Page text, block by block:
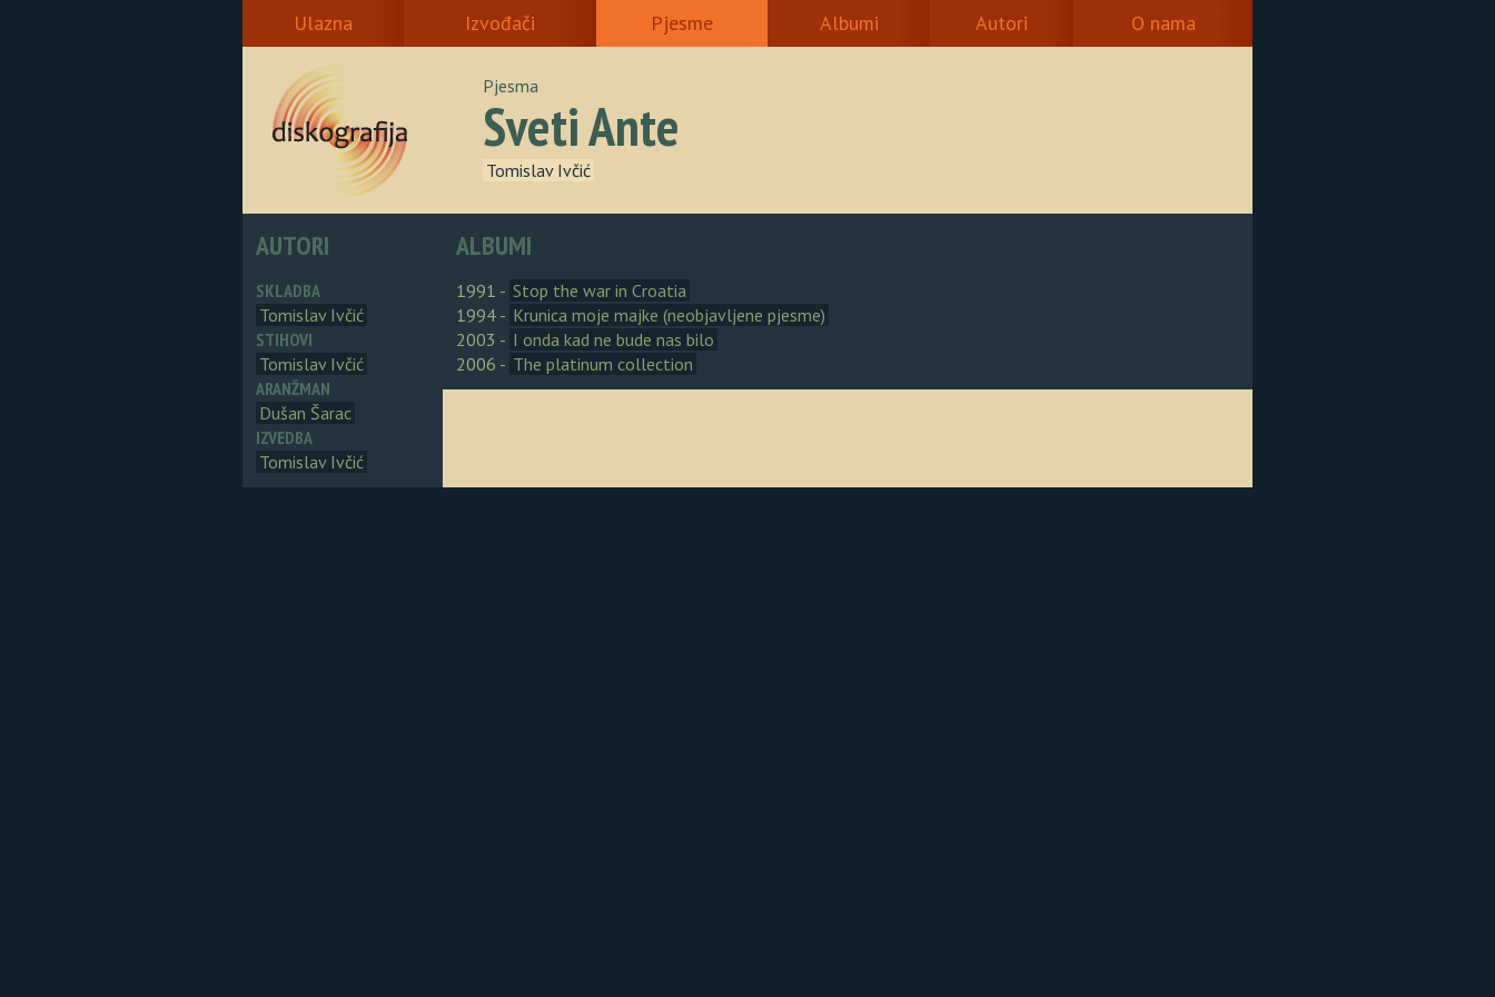
Ulazna Izvođači Pjesme Albumi Autori O nama
Pjesma
Sveti Ante
Tomislav Ivčić
AUTORI
SKLADBA
Tomislav Ivčić
STIHOVI
Tomislav Ivčić
ARANŽMAN
Dušan Šarac
IZVEDBA
Tomislav Ivčić
ALBUMI
1991 - Stop the war in Croatia
1994 - Krunica moje majke (neobjavljene pjesme)
2003 - I onda kad ne bude nas bilo
2006 - The platinum collection